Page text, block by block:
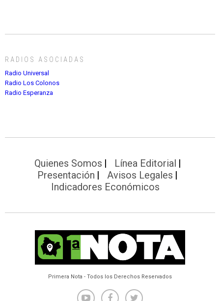
RADIOS ASOCIADAS
Radio Universal
Radio Los Colonos
Radio Esperanza
Quienes Somos
Línea Editorial
Presentación
Avisos Legales
Indicadores Económicos
Primera Nota - Todos los Derechos Reservados